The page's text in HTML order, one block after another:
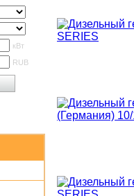
кВт
RUB